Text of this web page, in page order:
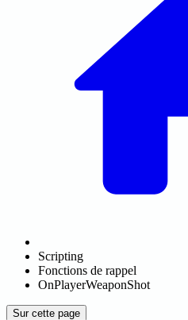
Scripting
Fonctions de rappel
OnPlayerWeaponShot
Sur cette page